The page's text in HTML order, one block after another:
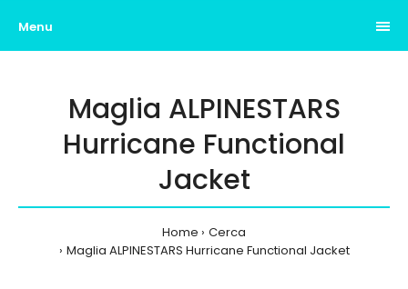
Menu
Maglia ALPINESTARS
Hurricane Functional
Jacket
Home
Cerca
Maglia ALPINESTARS Hurricane Functional Jacket